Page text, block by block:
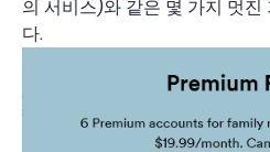
의 서비스)와 같은 몇 가지 멋
다.